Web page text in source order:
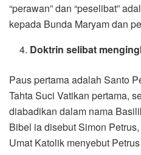
“perawan” dan “peselibat”
kepada Bunda Maryam dan
Doktrin selibat
Paus pertama adalah Santo
Tahta Suci Vatikan pertama,
diabadikan dalam nama
Bibel ia disebut Simon
Umat Katolik menyebut